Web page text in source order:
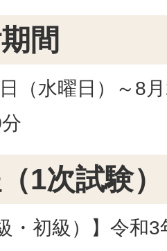
間
（水曜日）～8
1次試験）
・初級）】令和